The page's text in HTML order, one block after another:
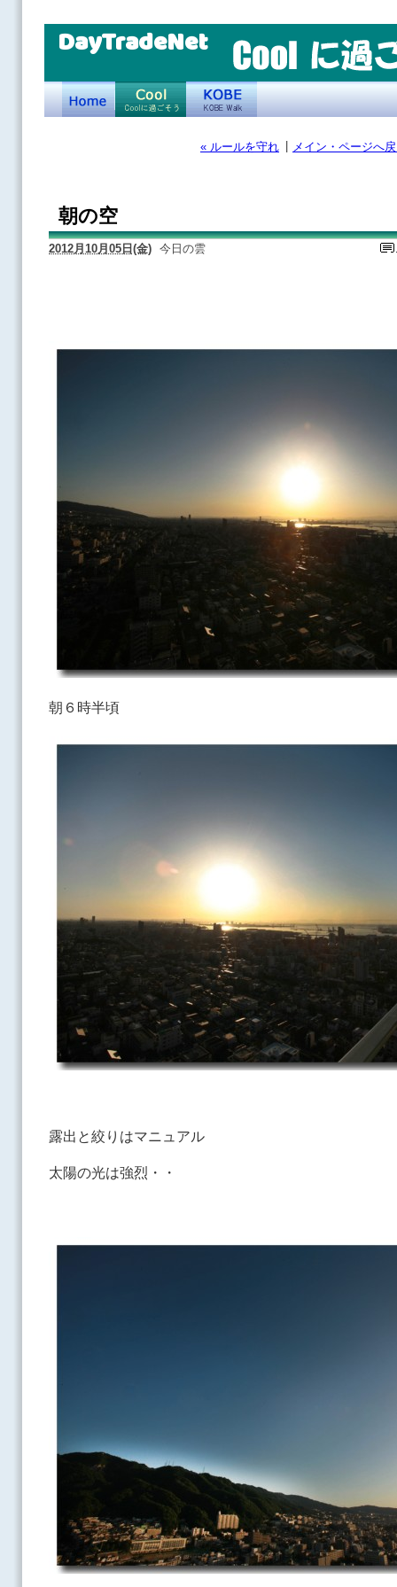
DayTradeNet
« ルールを守れ メイン・ページへ
朝の空
2012月10月05日(金) 今日の雲
朝６時半頃
露出と絞りはマニュアル
太陽の光は強烈・・